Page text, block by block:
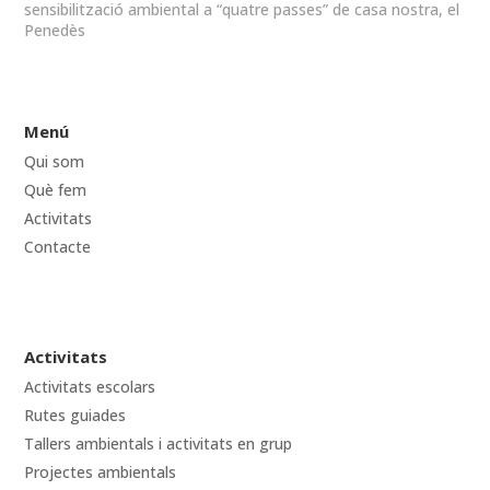
sensibilització ambiental a “quatre passes” de casa nostra, el
Penedès
Menú
Qui som
Què fem
Activitats
Contacte
Activitats
Activitats escolars
Rutes guiades
Tallers ambientals i activitats en grup
Projectes ambientals